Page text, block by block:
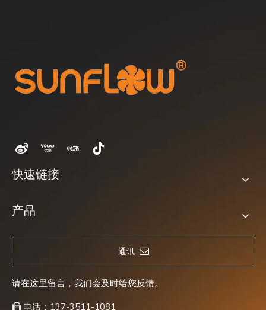
快速链接
产品
通讯
请在这里留言，我们会及时给您反馈。
 电话：137-3511-1081